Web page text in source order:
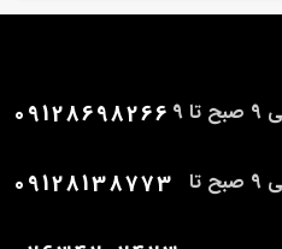
کارشناس فروش (پاسخ گویی 9 صبح تا 9 09128698266
کارشناس فروش (پاسخ گویی 9 صبح تا 09128138773